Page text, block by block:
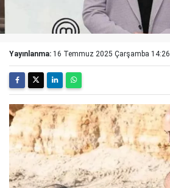
Yayınlanma: 16 Temmuz 2025 Çarşamba 14:26